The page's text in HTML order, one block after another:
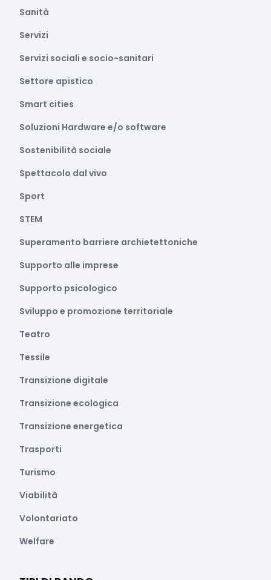
Sanità
Servizi
Servizi sociali e socio-sanitari
Settore apistico
Smart cities
Soluzioni Hardware e/o software
Sostenibilità sociale
Spettacolo dal vivo
Sport
STEM
Superamento barriere archietettoniche
Supporto alle imprese
Supporto psicologico
Sviluppo e promozione territoriale
Teatro
Tessile
Transizione digitale
Transizione ecologica
Transizione energetica
Trasporti
Turismo
Viabilità
Volontariato
Welfare